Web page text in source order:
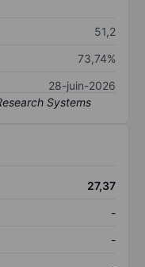
51,2
73,74%
28-juin-2026
27,37
-
-